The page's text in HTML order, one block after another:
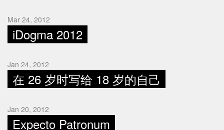
Mar 24, 2012
iDogma 2012
Jan 24, 2012
在 26 岁时写给 18 岁的自己
Jan 20, 2012
Expecto Patronum